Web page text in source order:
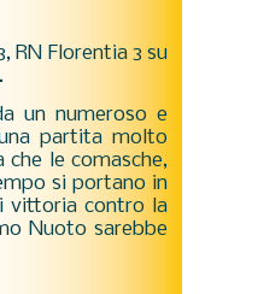
RN Florentia 3 su
un numeroso e
partita molto
che le comasche,
si portano in
vittoria contro la
Nuoto sarebbe